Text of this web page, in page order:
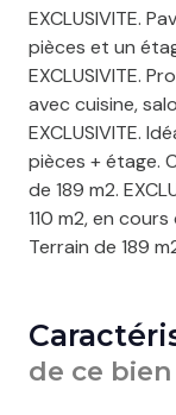
EXCLUSIVITE.
pièces et un
EXCLUSIVITE.
avec cuisine,
EXCLUSIVITE.
pièces + étage.
de 189 m2.
110 m2, en
Terrain de 189
de ce bien